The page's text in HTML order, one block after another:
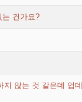
는 건가요?
지 않는 것 같은데 업데